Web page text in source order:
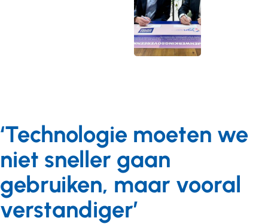
‘Technologie moeten we
niet sneller gaan
gebruiken, maar vooral
verstandiger’